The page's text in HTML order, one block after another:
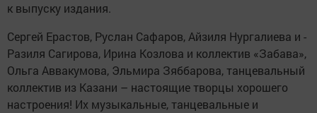
к выпуску издания.
Сергей Ерастов, Руслан ­Сафаров, Айзиля Нургалиева и ­
Разиля Сагирова, Ирина Козлова и коллектив «Забава»,
Ольга Аввакумова, Эльмира Зяббарова, танцевальный
коллектив из Казани – настоящие творцы хорошего
настроения! Их музыкальные, танцевальные и